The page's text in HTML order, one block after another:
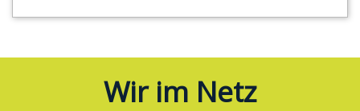
Wir im Netz